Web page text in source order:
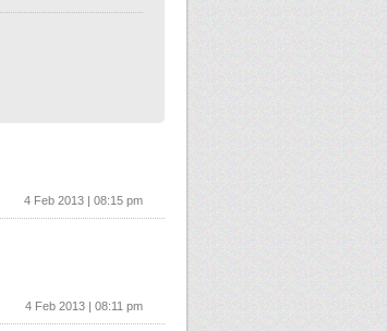
4 Feb 2013 | 08:15 pm
4 Feb 2013 | 08:11 pm